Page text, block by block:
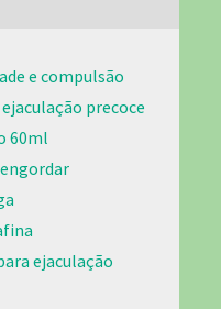
e compulsão
precoce
60ml
ejaculação